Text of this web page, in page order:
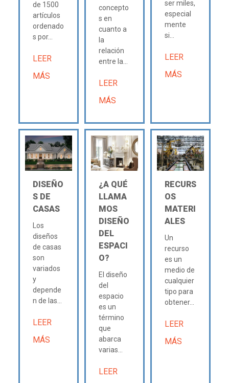
de 1500
artículos
ordenado
s por...
LEER
MÁS
concepto
s en
cuanto a
la
relación
entre la...
LEER
MÁS
ser miles,
especial
mente
si...
LEER
MÁS
DISEÑO
S DE
CASAS
Los
diseños
de casas
son
variados
y
depende
n de las...
LEER
MÁS
¿A QUÉ
LLAMA
MOS
DISEÑO
DEL
ESPACI
O?
El diseño
del
espacio
es un
término
que
abarca
varias...
LEER
RECURS
OS
MATERI
ALES
Un
recurso
es un
medio de
cualquier
tipo para
obtener...
LEER
MÁS